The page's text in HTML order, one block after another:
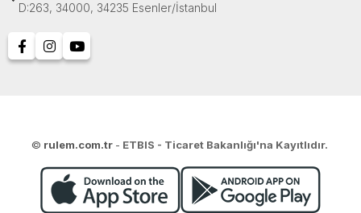
D:263, 34000, 34235 Esenler/İstanbul
© rulem.com.tr - ETBIS - Ticaret Bakanlığı'na Kayıtlıdır.